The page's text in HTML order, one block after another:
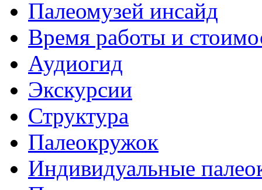
Палеомузей инсайд
Время работы и
Аудиогид
Экскурсии
Структура
Палеокружок
Индивидуальные